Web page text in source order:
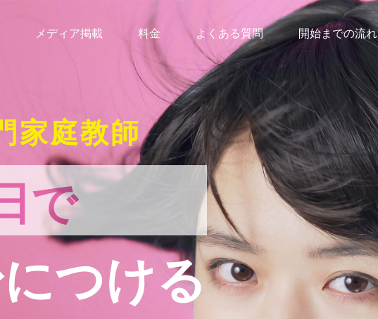
メディア掲載 料金 よくある質問 開始までの流れ
家庭教師
で
つける